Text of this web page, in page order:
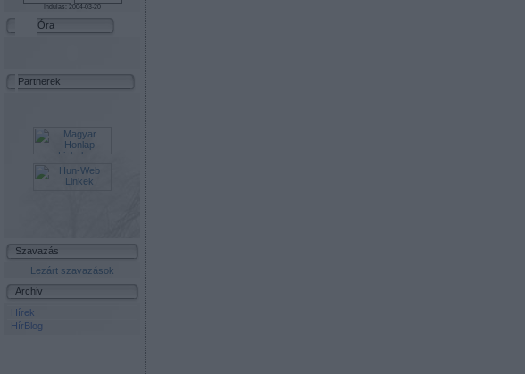
Indulás: 2004-03-20
Óra
Partnerek
Szavazás
Lezárt szavazások
Archiv
Hírek
HírBlog